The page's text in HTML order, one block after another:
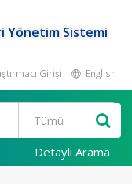
Yönetim Sistemi
Girişi English
Detaylı Arama